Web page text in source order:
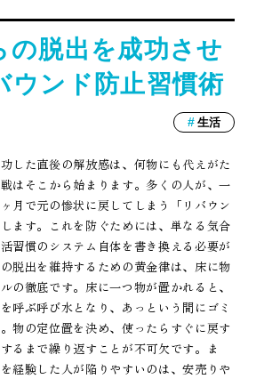
の脱出を成功させ
ウンド防止習慣術
生活
した直後の解放感は、何物にも代えがた
はそこから始まります。多くの人が、一
月で元の惨状に戻してしまう「リバウン
ます。これを防ぐためには、単なる気合
習慣のシステム自体を書き換える必要が
脱出を維持するための黄金律は、床に物
の徹底です。床に一つ物が置かれると、
呼ぶ呼び水となり、あっという間にゴミ
物の定位置を決め、使ったらすぐに戻す
るまで繰り返すことが不可欠です。ま
経験した人が陥りやすいのは、安売りや